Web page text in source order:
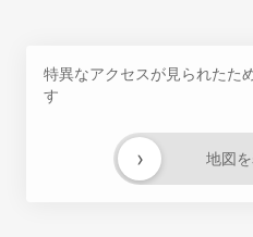
特異なアクセスが見られたた
す
地図
›